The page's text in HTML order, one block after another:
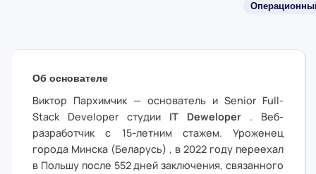
Об основателе
Виктор Пархимчик— основатель и Senior Full-
Stack Developer студии IT Deweloper
. Веб-
разработчик с 15-летним стажем. Уроженец
города Минска (Беларусь) , в 2022 году переехал
в Польшу после 552 дней заключения, связанного